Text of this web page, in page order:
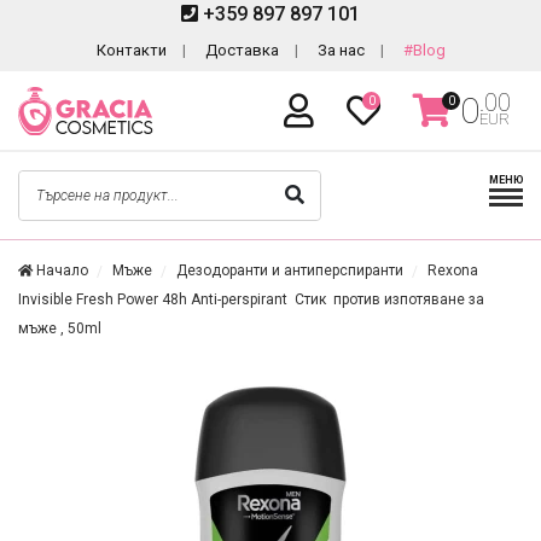
+359 897 897 101
Контакти Доставка За нас #Blog
0 0 0.00
EUR
МЕНЮ
Начало Мъже Дезодоранти и антиперспиранти
Rexona
Invisible Fresh Power 48h Anti-perspirant Стик против изпотяване за
мъже , 50ml